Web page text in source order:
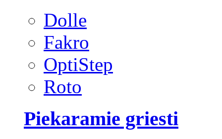
Dolle
Fakro
OptiStep
Roto
Piekaramie griesti